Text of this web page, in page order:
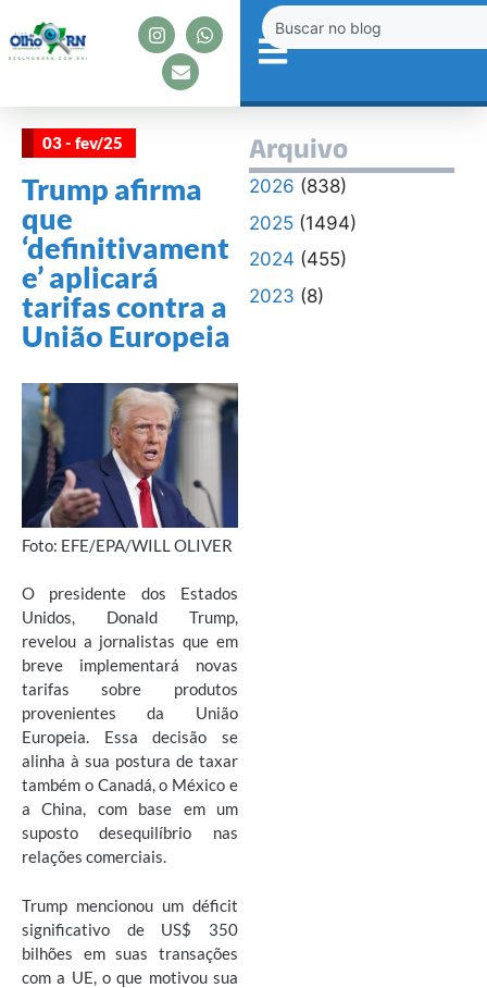
03 - fev/25
Trump afirma
que
‘definitivament
e’ aplicará
tarifas contra a
União Europeia
Foto: EFE/EPA/WILL OLIVER
O presidente dos Estados
Unidos, Donald Trump,
revelou a jornalistas que em
breve implementará novas
tarifas sobre produtos
provenientes da União
Europeia. Essa decisão se
alinha à sua postura de taxar
também o Canadá, o México e
a China, com base em um
suposto desequilíbrio nas
relações comerciais.
Trump mencionou um déficit
significativo de US$ 350
bilhões em suas transações
com a UE, o que motivou sua
Arquivo
2026 (838)
2025(1494)
2024 (455)
2023 (8)